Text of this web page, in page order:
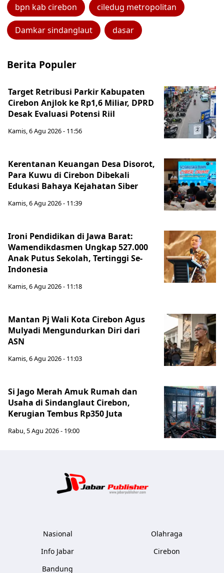
bpn kab cirebon ciledug metropolitan
Damkar sindanglaut dasar
Berita Populer
Target Retribusi Parkir Kabupaten
Cirebon Anjlok ke Rp1,6 Miliar, DPRD
Desak Evaluasi Potensi Riil
Kamis, 6 Agu 2026 - 11:56
Kerentanan Keuangan Desa Disorot,
Para Kuwu di Cirebon Dibekali
Edukasi Bahaya Kejahatan Siber
Kamis, 6 Agu 2026 - 11:39
Ironi Pendidikan di Jawa Barat:
Wamendikdasmen Ungkap 527.000
Anak Putus Sekolah, Tertinggi Se-
Indonesia
Kamis, 6 Agu 2026 - 11:18
Mantan Pj Wali Kota Cirebon Agus
Mulyadi Mengundurkan Diri dari
ASN
Kamis, 6 Agu 2026 - 11:03
Si Jago Merah Amuk Rumah dan
Usaha di Sindanglaut Cirebon,
Kerugian Tembus Rp350 Juta
Rabu, 5 Agu 2026 - 19:00
Nasional
Info Jabar
Bandung
Olahraga
Cirebon